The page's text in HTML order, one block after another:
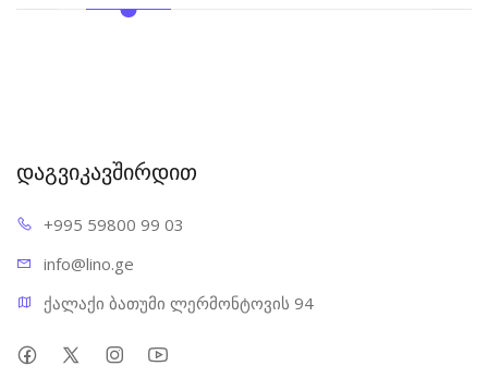
დაგვიკავშირდით
+995 59800 99 03
info@lino.ge
ქალაქი ბათუმი ლერმონტოვის 94